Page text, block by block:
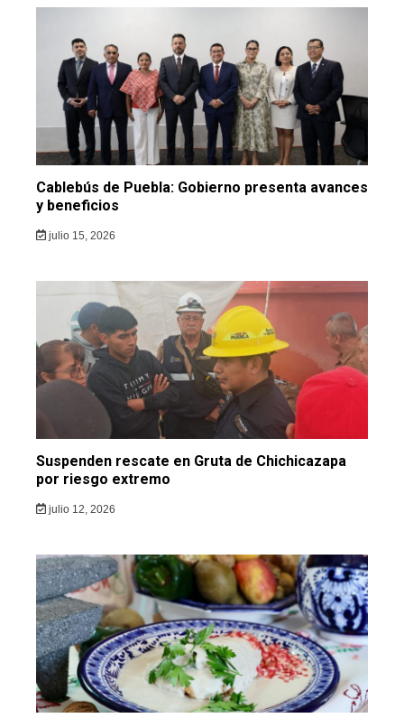
Cablebús de Puebla: Gobierno presenta avances
y beneficios
julio 15, 2026
Suspenden rescate en Gruta de Chichicazapa
por riesgo extremo
julio 12, 2026